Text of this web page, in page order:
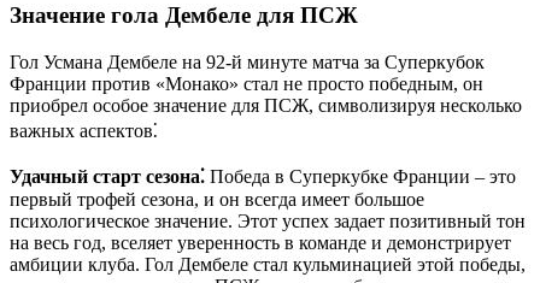
Значение гола Дембеле для ПСЖ
Гол Усмана Дембеле на 92-й минуте матча за Суперкубок
Франции против «Монако» стал не просто победным, он
приобрел особое значение для ПСЖ, символизируя несколько
важных аспектов⁚
Удачный старт сезона⁚ Победа в Суперкубке Франции – это
первый трофей сезона, и он всегда имеет большое
психологическое значение. Этот успех задает позитивный тон
на весь год, вселяет уверенность в команде и демонстрирует
амбиции клуба. Гол Дембеле стал кульминацией этой победы,